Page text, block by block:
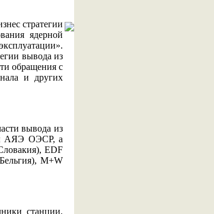
стратегии
ядерной
вывода из
обращения с
и других
вывода из
АЯЭ ОЭСР, а
EDF
M+W
станции,